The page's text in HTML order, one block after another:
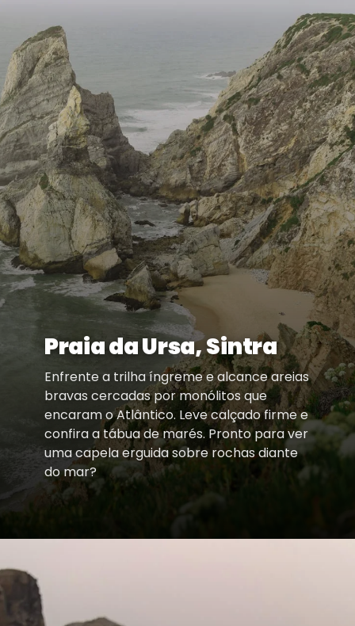
Praia da Ursa, Sintra
Enfrente a trilha íngreme e alcance areias
bravas cercadas por monólitos que
encaram o Atlântico. Leve calçado firme e
confira a tábua de marés. Pronto para ver
uma capela erguida sobre rochas diante
do mar?